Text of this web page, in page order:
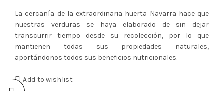
La cercanía de la extraordinaria huerta Navarra hace que
nuestras verduras se haya elaborado de sin dejar
transcurrir tiempo desde su recolección, por lo que
mantienen todas sus propiedades naturales,
aportándonos todos sus beneficios nutricionales.
Add to wishlist